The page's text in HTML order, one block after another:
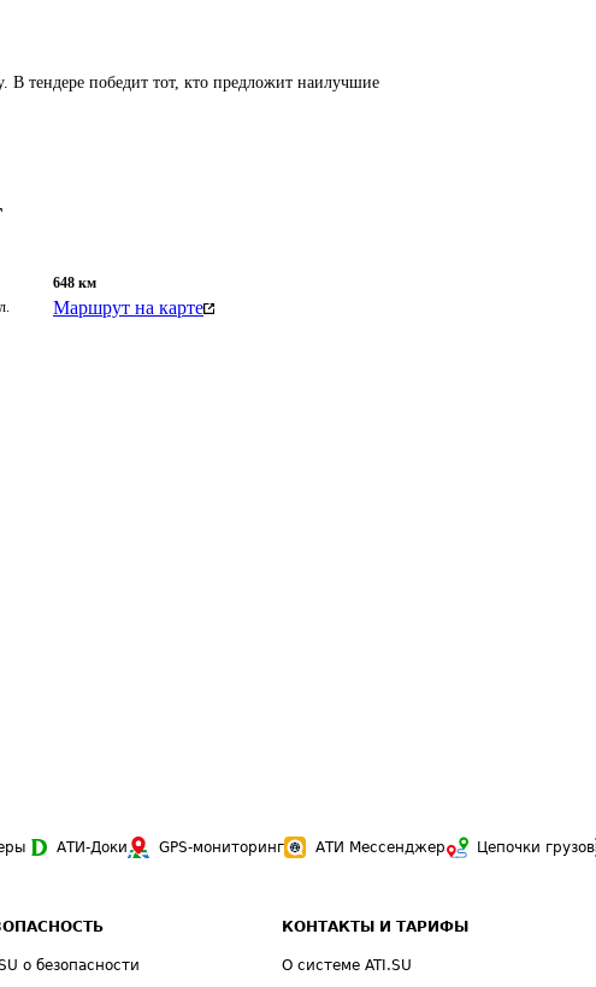
В тендере победит тот, кто предложит наилучшие
648 км
Маршрут на карте
АТИ-Доки GPS-мониторинг АТИ Мессенджер Цепочки грузов
о безопасности
КОНТАКТЫ И ТАРИФЫ
О системе ATI.SU